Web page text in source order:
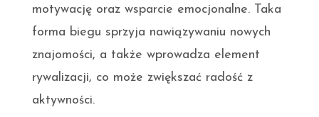
motywację oraz wsparcie emocjonalne. Taka
forma biegu sprzyja nawiązywaniu nowych
znajomości, a także wprowadza element
rywalizacji, co może zwiększać radość z
aktywności.